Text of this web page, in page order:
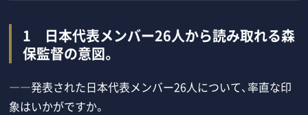
1 日本代表メンバー26人から読み取れる森
保監督の意図。
――発表された日本代表メンバー26人について、率直な印
象はいかがですか。